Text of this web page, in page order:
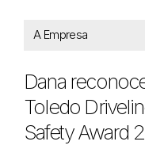
A Empresa
Dana
Toledo
Safety Award